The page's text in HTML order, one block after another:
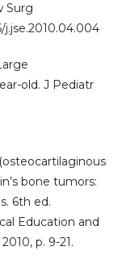
Surg
j.jse.2010.04.004
old. J Pediatr
bone tumors:
6th ed.
Education and
p. 9-21.